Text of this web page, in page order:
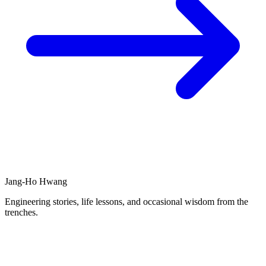
Jang-Ho Hwang
Engineering stories, life lessons, and occasional wisdom from the
trenches.